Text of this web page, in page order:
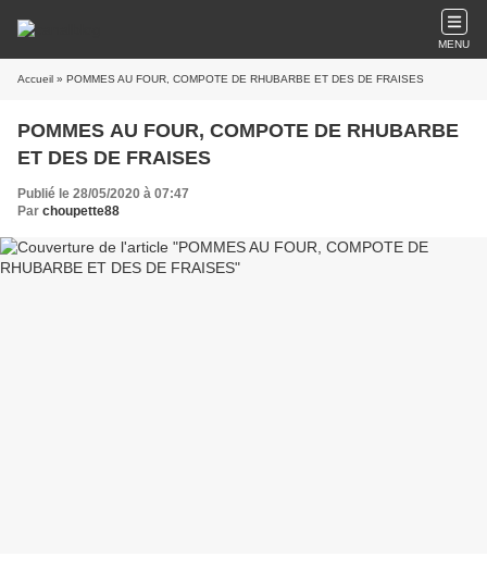
MENU
Accueil » POMMES AU FOUR, COMPOTE DE RHUBARBE ET DES DE FRAISES
POMMES AU FOUR, COMPOTE DE RHUBARBE
ET DES DE FRAISES
Publié le 28/05/2020 à 07:47
Par choupette88